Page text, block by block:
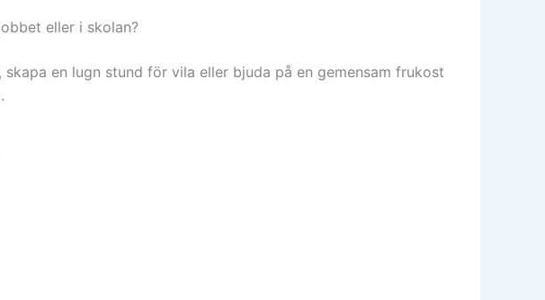
eller i skolan?
en lugn stund för vila eller bjuda på en gemensam frukost